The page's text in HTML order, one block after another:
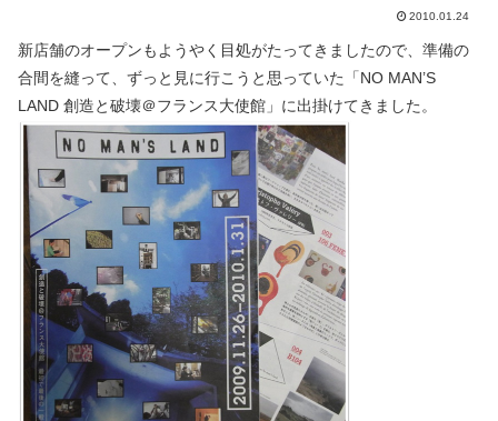
2010.01.24
新店舗のオープンもようやく目処がたってきましたので、準備の
合間を縫って、ずっと見に行こうと思っていた「NO MAN’S
LAND 創造と破壊＠フランス大使館」に出掛けてきました。